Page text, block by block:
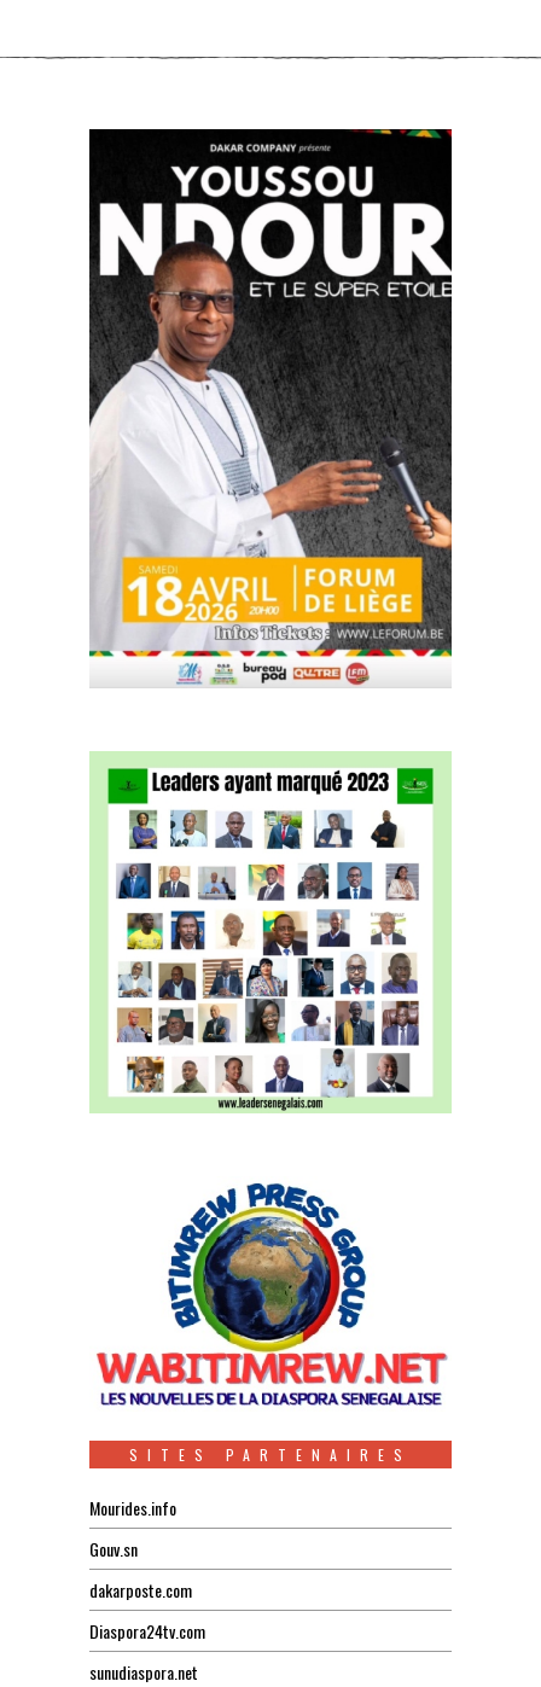
SITES PARTENAIRES
Mourides.info
Gouv.sn
dakarposte.com
Diaspora24tv.com
sunudiaspora.net